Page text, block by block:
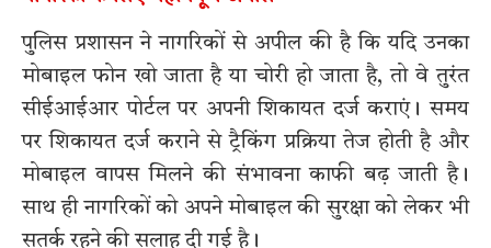
पुलिस प्रशासन ने नागरिकों से अपील की है कि यदि उनका
मोबाइल फोन खो जाता है या चोरी हो जाता है, तो वे तुरंत
सीईआईआर पोर्टल पर अपनी शिकायत दर्ज कराएं। समय
पर शिकायत दर्ज कराने से ट्रैकिंग प्रक्रिया तेज होती है और
मोबाइल वापस मिलने की संभावना काफी बढ़ जाती है।
साथ ही नागरिकों को अपने मोबाइल की सुरक्षा को लेकर भी
सतर्क रहने की सलाह दी गई है।